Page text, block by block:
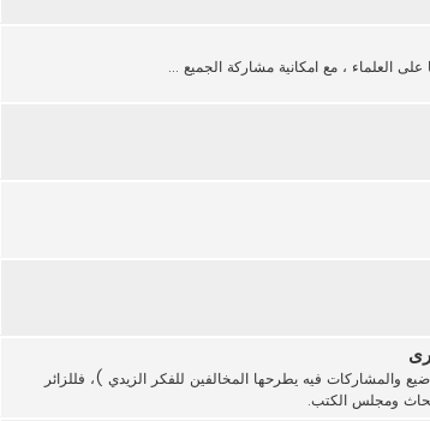
العلماء ، مع امكانية مشاركة الجميع ...
والمشاركات فيه يطرحها المخالفين للفكر الزيدي )، فللزائر
ومجلس الكتب.